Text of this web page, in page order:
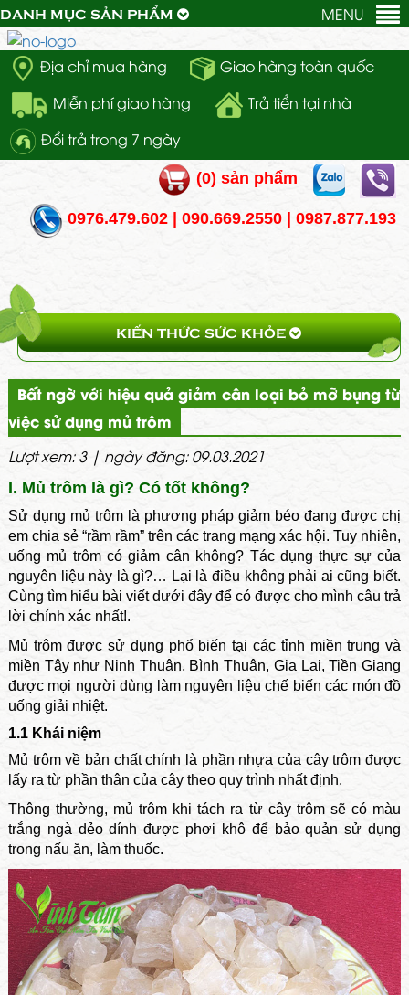
Địa chỉ mua hàng
Giao hàng toàn quốc
Miễn phí giao hàng
Trả tiển tại nhà
Đổi trả trong 7 ngày
(0) sản phẩm
0976.479.602 | 090.669.2550 | 0987.877.193
MENU
DANH MỤC SẢN PHẨM
KIẾN THỨC SỨC KHỎE
Bất ngờ với hiệu quả giảm cân loại bỏ mỡ bụng từ
việc sử dụng mủ trôm
Lượt xem: 3 | ngày đăng: 09.03.2021
I. Mủ trôm là gì? Có tốt không?
Sử dụng mủ trôm là phương pháp giảm béo đang được chị
em chia sẻ “rầm rầm” trên các trang mạng xác hội. Tuy nhiên,
uống mủ trôm có giảm cân không? Tác dụng thực sự của
nguyên liệu này là gì?… Lại là điều không phải ai cũng biết.
Cùng tìm hiểu bài viết dưới đây để có được cho mình câu trả
lời chính xác nhất!.
Mủ trôm được sử dụng phổ biến tại các tỉnh miền trung và
miền Tây như Ninh Thuận, Bình Thuận, Gia Lai, Tiền Giang
được mọi người dùng làm nguyên liệu chế biến các món đồ
uống giải nhiệt.
1.1 Khái niệm
Mủ trôm về bản chất chính là phần nhựa của cây trôm được
lấy ra từ phần thân của cây theo quy trình nhất định.
Thông thường, mủ trôm khi tách ra từ cây trôm sẽ có màu
trắng ngà dẻo dính được phơi khô để bảo quản sử dụng
trong nấu ăn, làm thuốc.